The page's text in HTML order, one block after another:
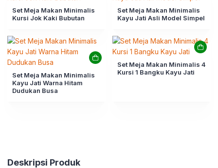
Set Meja Makan Minimalis
Kursi Jok Kaki Bubutan
Set Meja Makan Minimalis
Kayu Jati Asli Model Simpel
Set Meja Makan Minimalis
Kayu Jati Warna Hitam
Dudukan Busa
Set Meja Makan Minimalis 4
Kursi 1 Bangku Kayu Jati
Deskripsi Produk